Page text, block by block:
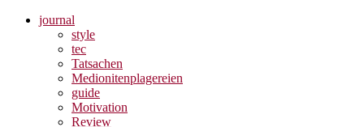
journal
style
tec
Tatsachen
Medionitenplagereien
guide
Motivation
Review